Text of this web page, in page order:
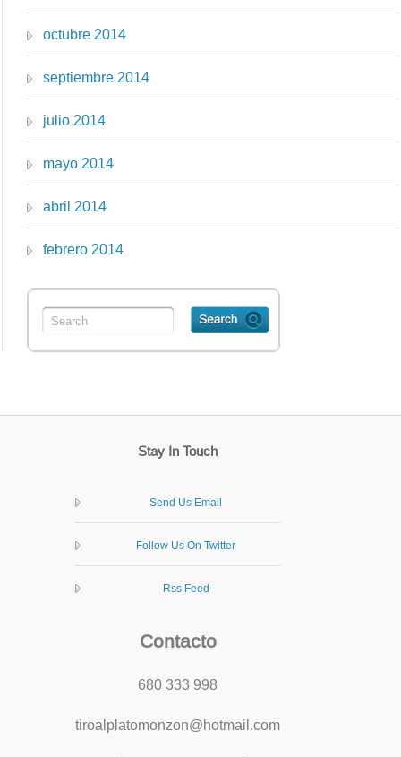
octubre 2014
septiembre 2014
julio 2014
mayo 2014
abril 2014
febrero 2014
Stay In Touch
Send Us Email
Follow Us On Twitter
Rss Feed
Contacto
680 333 998
tiroalplatomonzon@hotmail.com